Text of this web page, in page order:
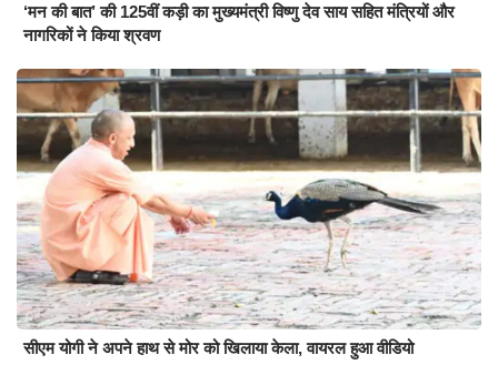
‘मन की बात’ की 125वीं कड़ी का मुख्यमंत्री विष्णु देव साय सहित मंत्रियों और
नागरिकों ने किया श्रवण
सीएम योगी ने अपने हाथ से मोर को खिलाया केला, वायरल हुआ वीडियो